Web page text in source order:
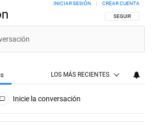
SIGA ESTA
SEGUIR
INICIAR SESIÓN CREAR CUENTA
LOS MÁS RECIENTES
Inicie la conversación